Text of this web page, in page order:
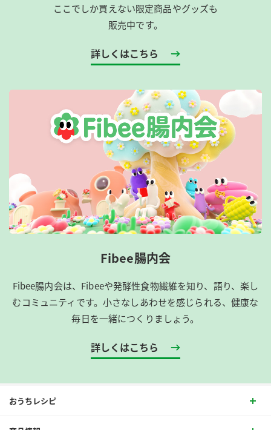
ここでしか買えない限定商品やグッズも
販売中です。
詳しくはこちら
Fibee腸内会
Fibee腸内会は、​Fibeeや発酵性食物繊維を知り、語り、楽し
むコミュニティです。​小さなしあわせを感じられる、健康な
毎日を一緒につくりましょう。
詳しくはこちら
おうちレシピ